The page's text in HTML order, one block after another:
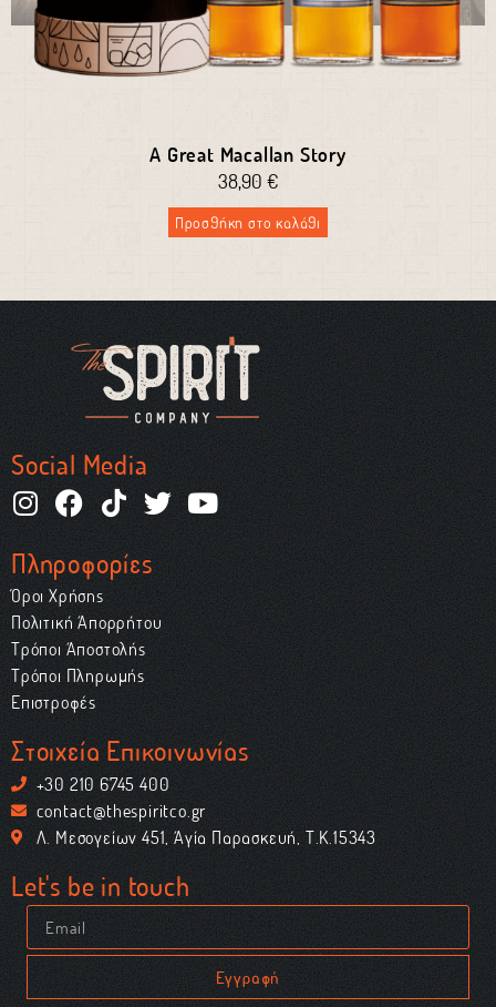
A Great Macallan Story
38,90 €
Προσθήκη στο καλάθι
Social Media
Πληροφορίες
Όροι Χρήσης
Πολιτική Απορρήτου
Τρόποι Αποστολής
Τρόποι Πληρωμής
Επιστροφές
Στοιχεία Επικοινωνίας
+30 210 6745 400
contact@thespiritco.gr
Λ. Μεσογείων 451, Αγία Παρασκευή, Τ.Κ.15343
Let's be in touch
Εγγραφή